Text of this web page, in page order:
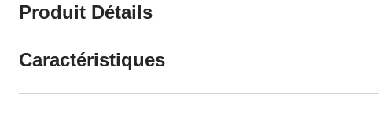
Produit Détails
Caractéristiques